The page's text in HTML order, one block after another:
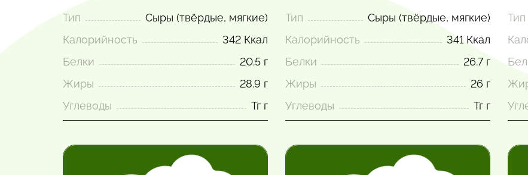
Тип
Сыры (твёрдые, мягкие)
Калорийность
342 Ккал
Белки
20.5 г
Жиры
28.9 г
Углеводы
Тг г
Тип
Сыры (твёрдые, мягкие)
Калорийность
341 Ккал
Белки
26.7 г
Жиры
26 г
Углеводы
Тг г
Тип